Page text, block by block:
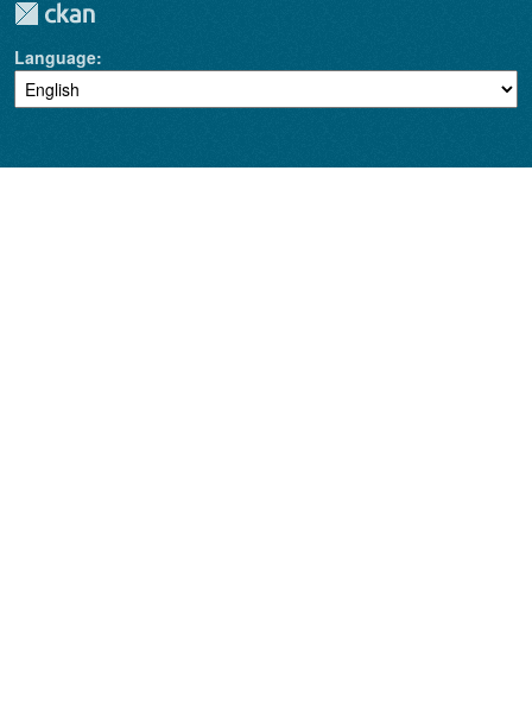
Language